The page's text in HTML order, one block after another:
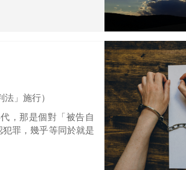
」施行）
，那是個對「被告自
罪，幾乎等同於就是